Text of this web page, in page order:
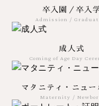
卒入園／卒入
Admission /
成人式
Coming of Age Day
マタニティ・ニュー
Maternity /